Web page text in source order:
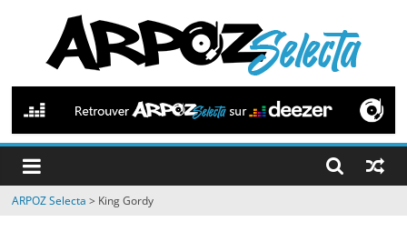
contenu
ARPOZ
Selecta
by
ARPOZ
ARPOZ Selecta > King Gordy